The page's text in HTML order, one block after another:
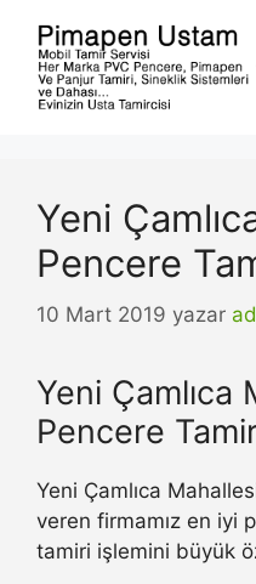
Yeni
Pencere
10 Mart 2019 yazar
Yeni Çamlıca
Pencere
Yeni Çamlıca
veren firmamız en iyi
tamiri işlemini büyük